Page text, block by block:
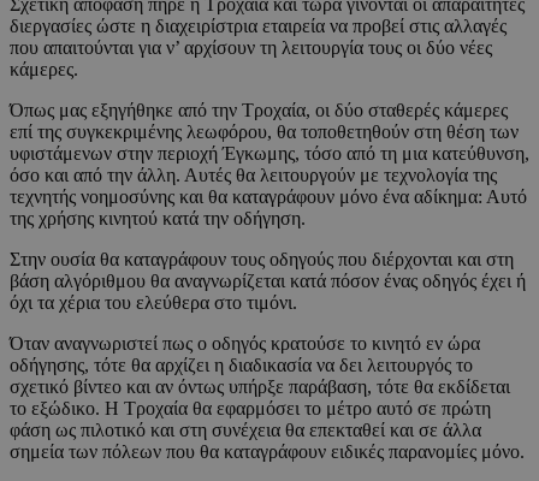
Σχετική απόφαση πήρε η Τροχαία και τώρα γίνονται οι απαραίτητες
διεργασίες ώστε η διαχειρίστρια εταιρεία να προβεί στις αλλαγές
που απαιτούνται για ν’ αρχίσουν τη λειτουργία τους οι δύο νέες
κάμερες.
Όπως μας εξηγήθηκε από την Τροχαία, οι δύο σταθερές κάμερες
επί της συγκεκριμένης λεωφόρου, θα τοποθετηθούν στη θέση των
υφιστάμενων στην περιοχή Έγκωμης, τόσο από τη μια κατεύθυνση,
όσο και από την άλλη. Αυτές θα λειτουργούν με τεχνολογία της
τεχνητής νοημοσύνης και θα καταγράφουν μόνο ένα αδίκημα: Αυτό
της χρήσης κινητού κατά την οδήγηση.
Στην ουσία θα καταγράφουν τους οδηγούς που διέρχονται και στη
βάση αλγόριθμου θα αναγνωρίζεται κατά πόσον ένας οδηγός έχει ή
όχι τα χέρια του ελεύθερα στο τιμόνι.
Όταν αναγνωριστεί πως ο οδηγός κρατούσε το κινητό εν ώρα
οδήγησης, τότε θα αρχίζει η διαδικασία να δει λειτουργός το
σχετικό βίντεο και αν όντως υπήρξε παράβαση, τότε θα εκδίδεται
το εξώδικο. Η Τροχαία θα εφαρμόσει το μέτρο αυτό σε πρώτη
φάση ως πιλοτικό και στη συνέχεια θα επεκταθεί και σε άλλα
σημεία των πόλεων που θα καταγράφουν ειδικές παρανομίες μόνο.